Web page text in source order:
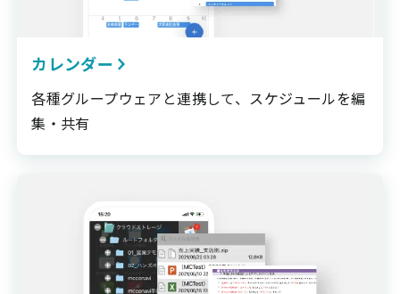
カレンダー
各種グループウェアと連携して、スケジュールを編
集・共有